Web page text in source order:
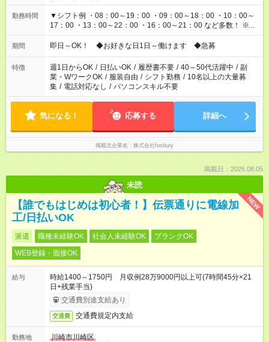
勤務時間
▼シフト例 ・08：00～19：00 ・09：00～18：00 ・10：00～
17：00 ・13：00～22：00 ・16：00～21：00 など多数！ ※お
仕事により勤務時間が異なります
期間 即日～OK！ ◆お好きな日1日～働けます ◆急募
特徴 週1日からOK / 日払いOK / 履歴書不要 / 40～50代活躍中 / 副
業・WワークOK / 服装自由 / シフト勤務 / 10名以上の大量募
集 / 電話対応なし / パソコンスキル不要
気になる！ 応募する 詳細へ
掲載元企業名 株式会社fosbury
掲載日：2026.08.05
未読
NEW
【誰でもはじめは初心者！】伝票通りに電線加
工/日払いOK
派遣 職種未経験OK 社会人未経験OK
ブランクOK
WEB登録・面接OK
給与
時給1400～1750円 月収例28万9000円以上可(7時間45分×21
日+残業手当)
交通費別途支給あり
交通費 交通費規定内支給
勤務地
川崎市川崎区